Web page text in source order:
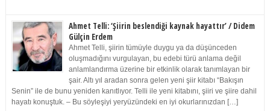
Ahmet Telli: ‘Şiirin beslendiği kaynak hayattır’ / Didem
Gülçin Erdem
Ahmet Telli, şiirin tümüyle duygu ya da düşünceden
oluşmadığını vurgulayan, bu edebi türü anlama değil
anlamlandırma üzerine bir etkinlik olarak tanımlayan bir
şair. Altı yıl aradan sonra gelen yeni şiir kitabı “Bakışın
Senin” ile de bunu yeniden kanıtlıyor. Telli ile yeni kitabını, şiiri ve şiire dahil
hayatı konuştuk. – Bu söyleşiyi yeryüzündeki en iyi okurlarınızdan […]